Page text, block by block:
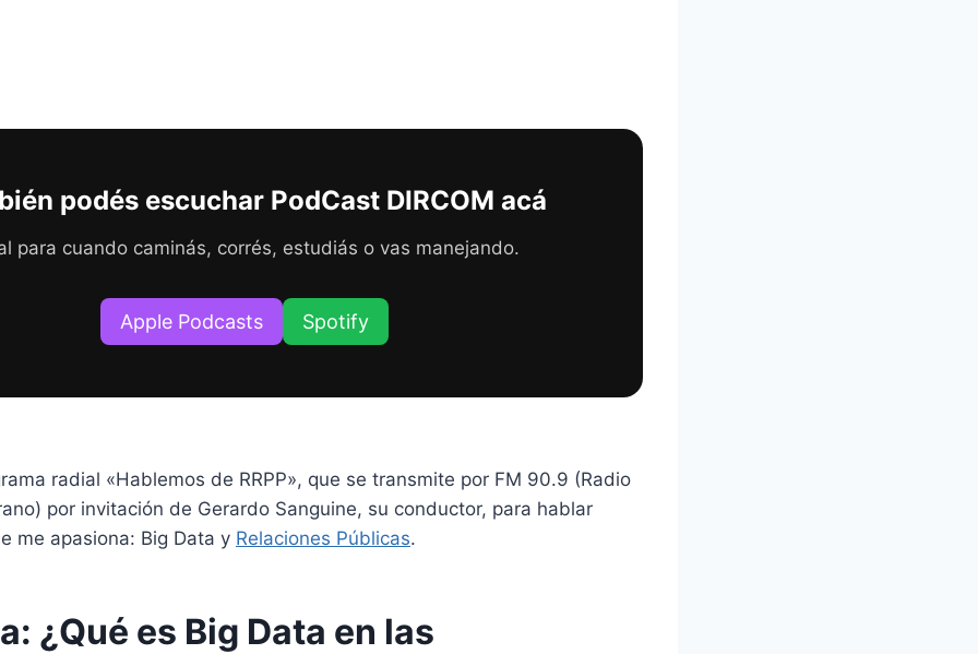
podés escuchar PodCast DIRCOM acá
para cuando caminás, corrés, estudiás o vas manejando.
Apple Podcasts Spotify
radial «Hablemos de RRPP», que se transmite por FM 90.9 (Radio
por invitación de Gerardo Sanguine, su conductor, para hablar
me apasiona: Big Data y Relaciones Públicas.
¿Qué es Big Data en las